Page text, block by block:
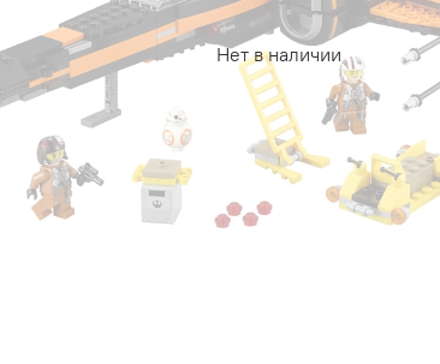
Нет в наличии